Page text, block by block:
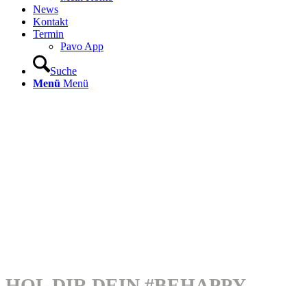
News
Kontakt
Termin
Pavo App
Suche
Menü Menü